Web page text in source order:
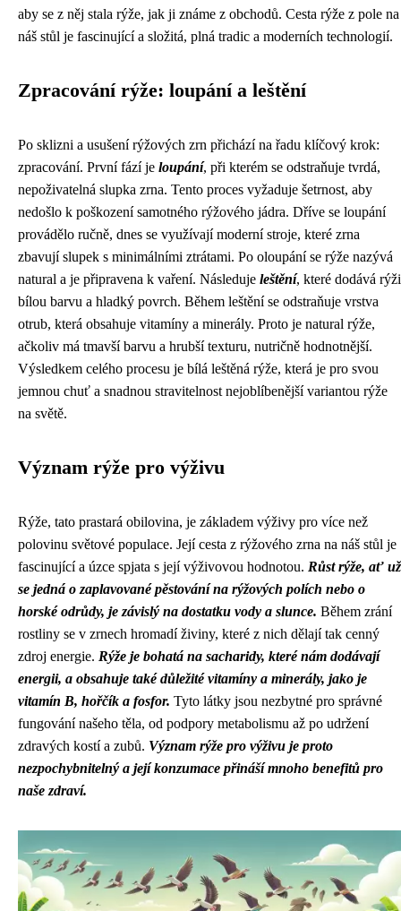
aby se z něj stala rýže, jak ji známe z obchodů. Cesta rýže z pole na
náš stůl je fascinující a složitá, plná tradic a moderních technologií.
Zpracování rýže: loupání a leštění
Po sklizni a usušení rýžových zrn přichází na řadu klíčový krok:
zpracování. První fází je loupání, při kterém se odstraňuje tvrdá,
nepoživatelná slupka zrna. Tento proces vyžaduje šetrnost, aby
nedošlo k poškození samotného rýžového jádra. Dříve se loupání
provádělo ručně, dnes se využívají moderní stroje, které zrna
zbavují slupek s minimálními ztrátami. Po oloupání se rýže nazývá
natural a je připravena k vaření. Následuje leštění, které dodává rýži
bílou barvu a hladký povrch. Během leštění se odstraňuje vrstva
otrub, která obsahuje vitamíny a minerály. Proto je natural rýže,
ačkoliv má tmavší barvu a hrubší texturu, nutričně hodnotnější.
Výsledkem celého procesu je bílá leštěná rýže, která je pro svou
jemnou chuť a snadnou stravitelnost nejoblíbenější variantou rýže
na světě.
Význam rýže pro výživu
Rýže, tato prastará obilovina, je základem výživy pro více než
polovinu světové populace. Její cesta z rýžového zrna na náš stůl je
fascinující a úzce spjata s její výživovou hodnotou. Růst rýže, ať už
se jedná o zaplavované pěstování na rýžových polích nebo o
horské odrůdy, je závislý na dostatku vody a slunce. Během zrání
rostliny se v zrnech hromadí živiny, které z nich dělají tak cenný
zdroj energie. Rýže je bohatá na sacharidy, které nám dodávají
energii, a obsahuje také důležité vitamíny a minerály, jako je
vitamín B, hořčík a fosfor. Tyto látky jsou nezbytné pro správné
fungování našeho těla, od podpory metabolismu až po udržení
zdravých kostí a zubů. Význam rýže pro výživu je proto
nezpochybnitelný a její konzumace přináší mnoho benefitů pro
naše zdraví.